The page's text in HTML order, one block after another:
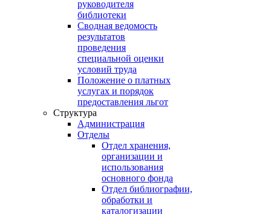
руководителя
библиотеки
Сводная ведомость
результатов
проведения
специальной оценки
условий труда
Положение о платных
услугах и порядок
предоставления льгот
Структура
Администрация
Отделы
Отдел хранения,
организации и
использования
основного фонда
Отдел библиографии,
обработки и
каталогизации